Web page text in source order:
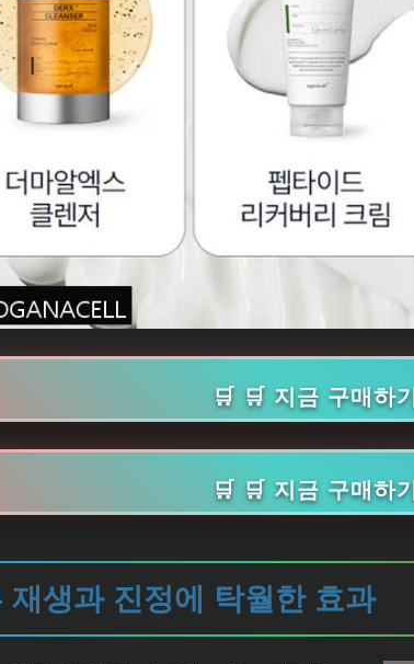
🛒 🛒 지금 구매하기
🛒 🛒 지금 구매하기
재생과 진정에 탁월한 효과